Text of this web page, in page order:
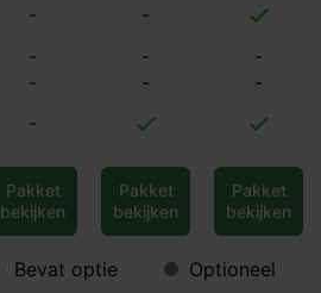
- -
- - -
- - -
-
Pakket
bekijken
Pakket
bekijken
Pakket
bekijken
Bevat optie Optioneel